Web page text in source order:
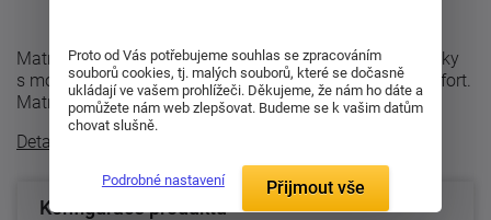
Matrace Nightfly magic v kombinaci s potahem s výtažky
s mořských řas přinese do Vaší ložnice maximální komfort.
Matrace má antidekubitní ...
Detailní popis
Konfigurace produktu
Proto od Vás potřebujeme souhlas se zpracováním
souborů cookies, tj. malých souborů, které se dočasně
ukládají ve vašem prohlížeči. Děkujeme, že nám ho dáte a
pomůžete nám web zlepšovat. Budeme se k vašim datům
chovat slušně.
Podrobné nastavení Přijmout vše